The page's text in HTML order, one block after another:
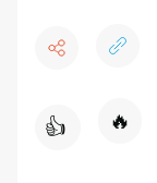
👍 🔥